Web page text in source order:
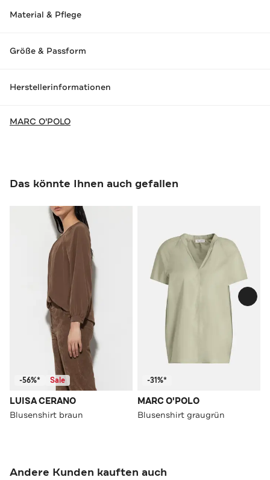
Material & Pflege
Größe & Passform
Herstellerinformationen
MARC O'POLO
Das könnte Ihnen auch gefallen
-56%* Sale
LUISA CERANO
Blusenshirt braun
-31%*
MARC O'POLO
Blusenshirt graugrün
Andere Kunden kauften auch